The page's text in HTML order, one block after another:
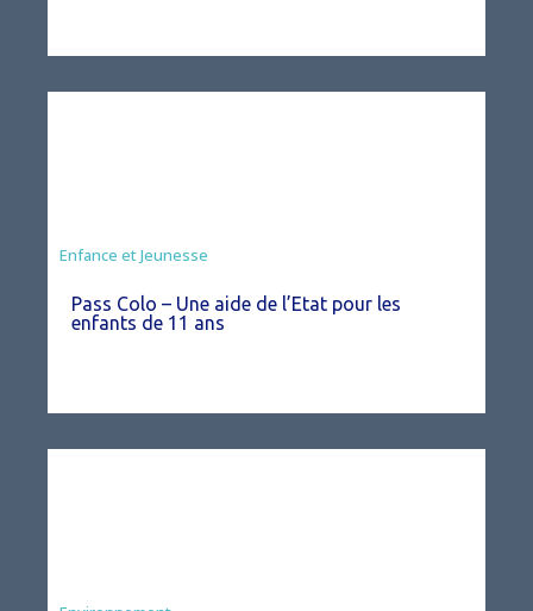
Animation
Enfance et Jeunesse
Pass Colo – Une aide de l’Etat pour les
enfants de 11 ans